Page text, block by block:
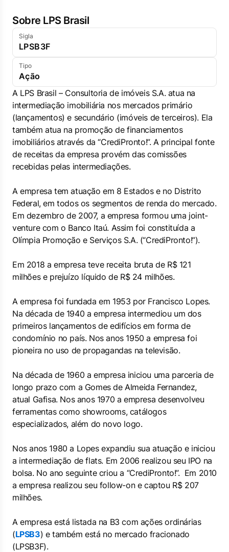
Sobre LPS Brasil
Sigla
LPSB3F
Tipo
Ação
A LPS Brasil – Consultoria de imóveis S.A. atua na
intermediação imobiliária nos mercados primário
(lançamentos) e secundário (imóveis de terceiros). Ela
também atua na promoção de financiamentos
imobiliários através da “CrediPronto!”. A principal fonte
de receitas da empresa provém das comissões
recebidas pelas intermediações.
A empresa tem atuação em 8 Estados e no Distrito
Federal, em todos os segmentos de renda do mercado.
Em dezembro de 2007, a empresa formou uma joint-
venture com o Banco Itaú. Assim foi constituída a
Olímpia Promoção e Serviços S.A. (“CrediPronto!”).
Em 2018 a empresa teve receita bruta de R$ 121
milhões e prejuízo líquido de R$ 24 milhões.
A empresa foi fundada em 1953 por Francisco Lopes.
Na década de 1940 a empresa intermediou um dos
primeiros lançamentos de edifícios em forma de
condomínio no país. Nos anos 1950 a empresa foi
pioneira no uso de propagandas na televisão.
Na década de 1960 a empresa iniciou uma parceria de
longo prazo com a Gomes de Almeida Fernandez,
atual Gafisa. Nos anos 1970 a empresa desenvolveu
ferramentas como showrooms, catálogos
especializados, além do novo logo.
Nos anos 1980 a Lopes expandiu sua atuação e iniciou
a intermediação de flats. Em 2006 realizou seu IPO na
bolsa. No ano seguinte criou a “CrediPronto!”. Em 2010
a empresa realizou seu follow-on e captou R$ 207
milhões.
A empresa está listada na B3 com ações ordinárias
(LPSB3) e também está no mercado fracionado
(LPSB3F).